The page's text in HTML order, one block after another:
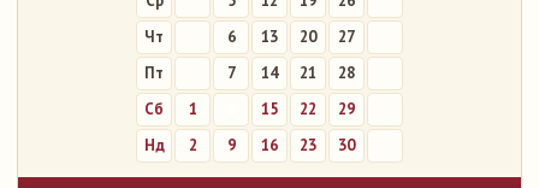
Чт
6 13 20
27
Пт
7 14 21
28
Сб
1 15 22
29
Нд
2 9 16 23 30